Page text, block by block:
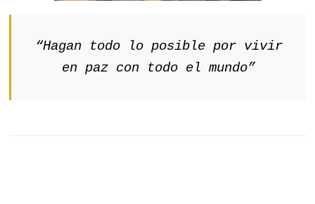
“Hagan todo lo posible por vivir
en paz con todo el mundo”